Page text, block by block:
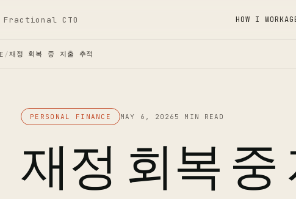
CTO HOW I WORK
/재정 회복 중 지출 추적
PERSONAL FINANCE MAY 6, 2026 5 MIN READ
재정 회복 중